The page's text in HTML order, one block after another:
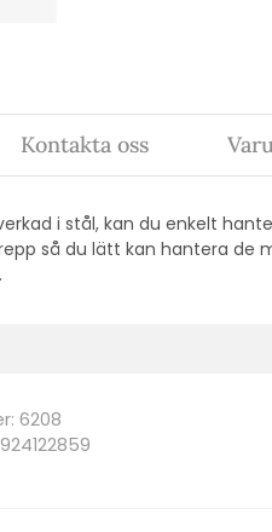
i stål, kan du enkelt
så du lätt kan hantera de
6208
Kontakta oss